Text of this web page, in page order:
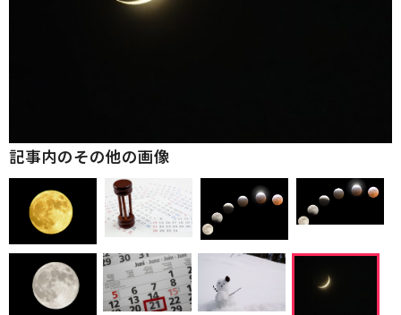
記事内のその他の画像